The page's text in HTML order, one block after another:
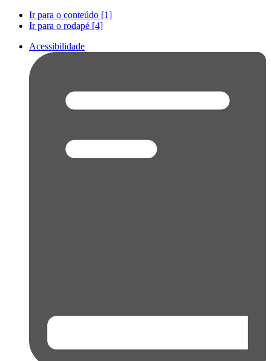
Ir para o conteúdo [1]
Ir para o rodapé [4]
Acessibilidade